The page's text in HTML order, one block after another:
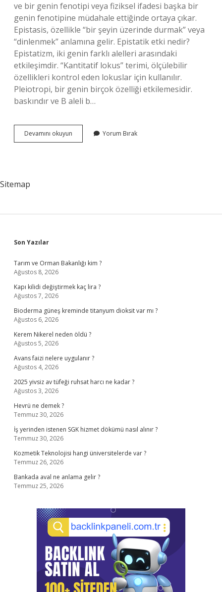
ve bir genin fenotipi veya fiziksel ifadesi başka bir
genin fenotipine müdahale ettiğinde ortaya çıkar.
Epistasis, özellikle “bir şeyin üzerinde durmak” veya
“dinlenmek” anlamına gelir. Epistatik etki nedir?
Epistatizm, iki genin farklı alelleri arasındaki
etkileşimdir. “Kantitatif lokus” terimi, ölçülebilir
özellikleri kontrol eden lokuslar için kullanılır.
Pleiotropi, bir genin birçok özelliği etkilemesidir.
baskındır ve B aleli b…
Devamını okuyun Epistasis
Ne
Yorum Bırak
Sitemap
Sidebar
Son Yazılar
Tarım ve Orman Bakanlığı kim ?
Ağustos 8, 2026
Kapı kilidi değiştirmek kaç lira ?
Ağustos 7, 2026
Bioderma güneş kreminde titanyum dioksit var mı ?
Ağustos 6, 2026
Kerem Nikerel neden öldü ?
Ağustos 5, 2026
Avans faizi nelere uygulanır ?
Ağustos 4, 2026
2025 yivsiz av tüfeği ruhsat harcı ne kadar ?
Ağustos 3, 2026
Hevrü ne demek ?
Temmuz 30, 2026
İş yerinden istenen SGK hizmet dökümü nasıl alınır ?
Temmuz 30, 2026
Kozmetik Teknolojisi hangi üniversitelerde var ?
Temmuz 26, 2026
Bankada aval ne anlama gelir ?
Temmuz 25, 2026